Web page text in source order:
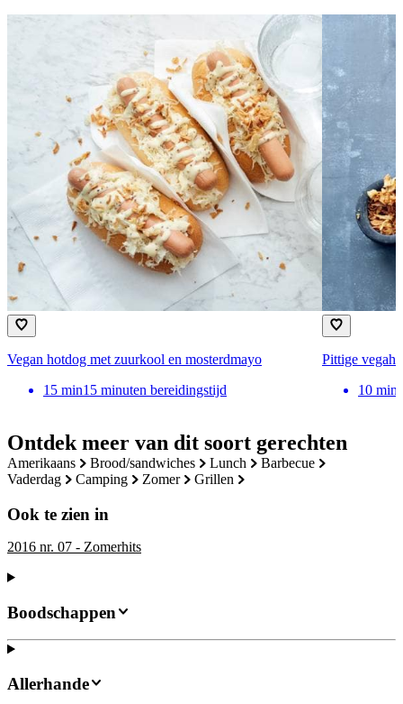
Ontdek meer van dit soort gerechten
amerikaans brood/sandwiches lunch
barbecue
vaderdag
camping zomer grillen
Ook te zien in
2016 nr. 07 - Zomerhits
Vegan hotdog met zuurkool en mosterdmayo
15 min15 minuten bereidingstijd
Pittige
10 min
Boodschappen
Allerhande